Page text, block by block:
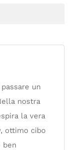
un
nostra
la vera
ottimo cibo
ben